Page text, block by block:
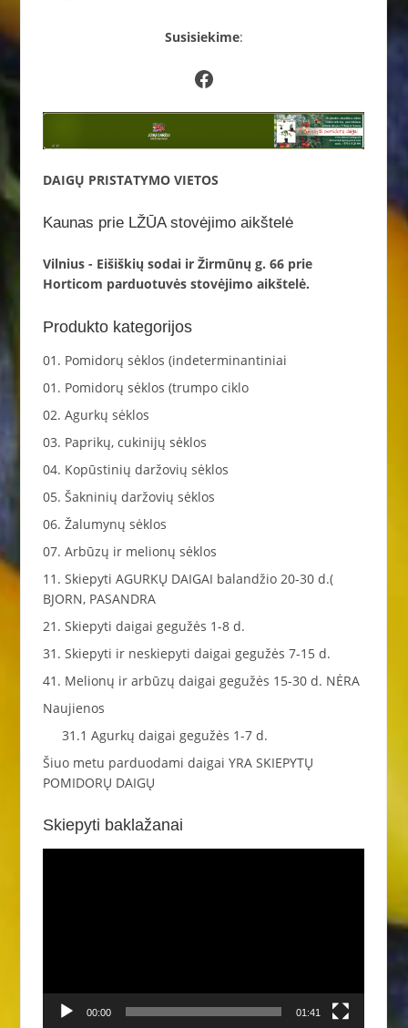
Susisiekime:
Facebook
DAIGŲ PRISTATYMO VIETOS
Kaunas prie LŽŪA stovėjimo aikštelė
Vilnius - Eišiškių sodai ir Žirmūnų g. 66 prie
Horticom parduotuvės stovėjimo aikštelė.
Produkto kategorijos
01. Pomidorų sėklos (indeterminantiniai
01. Pomidorų sėklos (trumpo ciklo
02. Agurkų sėklos
03. Paprikų, cukinijų sėklos
04. Kopūstinių daržovių sėklos
05. Šakninių daržovių sėklos
06. Žalumynų sėklos
07. Arbūzų ir melionų sėklos
11. Skiepyti AGURKŲ DAIGAI balandžio 20-30 d.(
BJORN, PASANDRA
21. Skiepyti daigai gegužės 1-8 d.
31. Skiepyti ir neskiepyti daigai gegužės 7-15 d.
41. Melionų ir arbūzų daigai gegužės 15-30 d. NĖRA
Naujienos
31.1 Agurkų daigai gegužės 1-7 d.
Šiuo metu parduodami daigai YRA SKIEPYTŲ
POMIDORŲ DAIGŲ
Skiepyti baklažanai
00:00 01:41